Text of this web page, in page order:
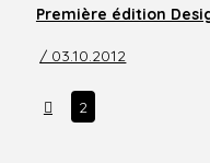
Première édition
/ 03.10.2012
Prev2